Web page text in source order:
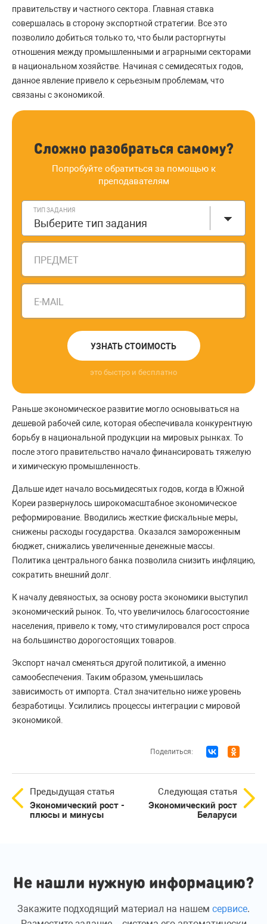
правительству и частного сектора. Главная ставка
совершалась в сторону экспортной стратегии. Все это
позволило добиться только то, что были расторгнуты
отношения между промышленными и аграрными секторами
в национальном хозяйстве. Начиная с семидесятых годов,
данное явление привело к серьезным проблемам, что
связаны с экономикой.
Сложно разобраться самому?
Попробуйте обратиться за помощью к
преподавателям
ТИП ЗАДАНИЯ
Выберите тип задания
ПРЕДМЕТ
E-MAIL
УЗНАТЬ СТОИМОСТЬ
это быстро и бесплатно
Раньше экономическое развитие могло основываться на
дешевой рабочей силе, которая обеспечивала конкурентную
борьбу в национальной продукции на мировых рынках. То
после этого правительство начало финансировать тяжелую
и химическую промышленность.
Дальше идет начало восьмидесятых годов, когда в Южной
Кореи развернулось широкомасштабное экономическое
реформирование. Вводились жесткие фискальные меры,
снижены расходы государства. Оказался замороженным
бюджет, снижались увеличенные денежные массы.
Политика центрального банка позволила снизить инфляцию,
сократить внешний долг.
К началу девяностых, за основу роста экономики выступил
экономический рынок. То, что увеличилось благосостояние
населения, привело к тому, что стимулировался рост спроса
на большинство дорогостоящих товаров.
Экспорт начал сменяться другой политикой, а именно
самообеспечения. Таким образом, уменьшилась
зависимость от импорта. Стал значительно ниже уровень
безработицы. Усилились процессы интеграции с мировой
экономикой.
Поделиться:
Предыдущая статья
Экономический рост -
плюсы и минусы
Следующая статья
Экономический рост
Беларуси
Не нашли нужную информацию?
Закажите подходящий материал на нашем сервисе.